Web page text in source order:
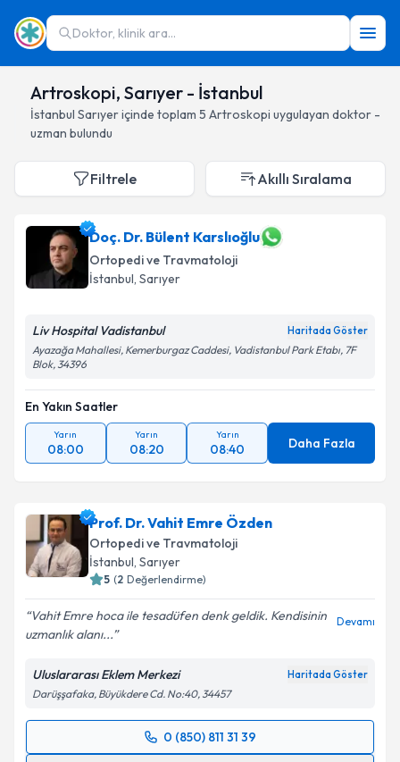
Doktor, klinik ara...
Artroskopi, Sarıyer - İstanbul
İstanbul Sarıyeriçinde toplam 5 Artroskopi uygulayan doktor -
uzman bulundu
Filtrele Akıllı Sıralama
Doç. Dr. Bülent Karslıoğlu
Ortopedi ve Travmatoloji
İstanbul, Sarıyer
Liv Hospital Vadistanbul Haritada Göster
Ayazağa Mahallesi, Kemerburgaz Caddesi, Vadistanbul Park Etabı, 7F
Blok, 34396
En Yakın Saatler
Yarın
08:00
Yarın
08:20
Yarın
08:40 Daha Fazla
Prof. Dr. Vahit Emre Özden
Ortopedi ve Travmatoloji
İstanbul, Sarıyer
5 (2 Değerlendirme)
Vahit Emre hoca ile tesadüfen denk geldik. Kendisinin
uzmanlık alanı...
Devamı
Uluslararası Eklem Merkezi Haritada Göster
Darüşşafaka, Büyükdere Cd. No:40, 34457
0 (850) 811 31 39
Randevu Takvimi Talebi